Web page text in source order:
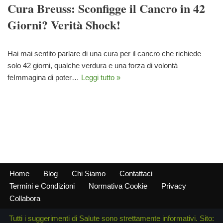
Cura Breuss: Sconfigge il Cancro in 42
Giorni? Verità Shock!
Hai mai sentito parlare di una cura per il cancro che richiede
solo 42 giorni, qualche verdura e una forza di volontà
feImmagina di poter… Leggi tutto »
Home Blog Chi Siamo
Contattaci
Termini e Condizioni
Normativa Cookie
Privacy
Collabora
Tutti i suggerimenti di Salute sono strettamente informativi. Sito: